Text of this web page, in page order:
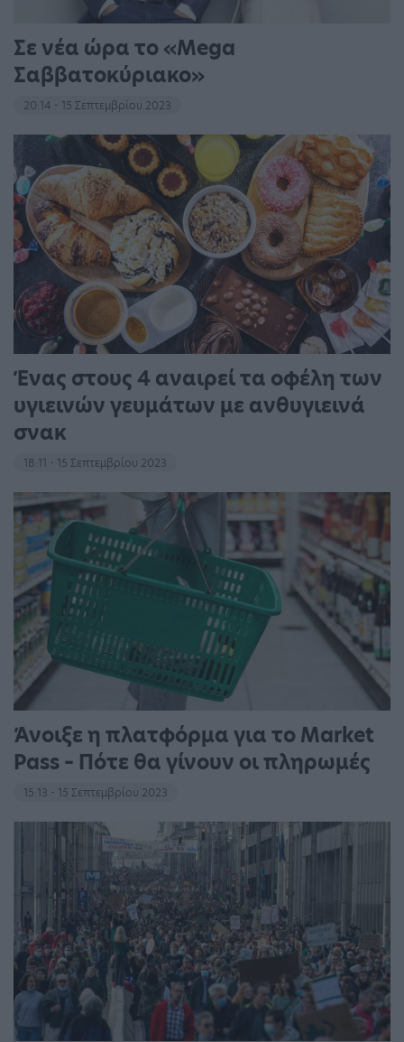
Σε νέα ώρα το «Mega
Σαββατοκύριακο»
20:14 - 15 Σεπτεμβρίου 2023
Ένας στους 4 αναιρεί τα οφέλη των
υγιεινών γευμάτων με ανθυγιεινά
σνακ
18:11 - 15 Σεπτεμβρίου 2023
Άνοιξε η πλατφόρμα για το Market
Pass – Πότε θα γίνουν οι πληρωμές
15:13 - 15 Σεπτεμβρίου 2023